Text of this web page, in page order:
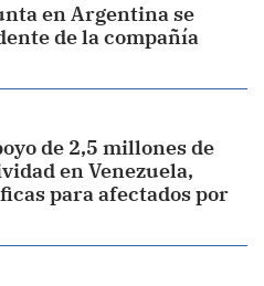
en Argentina se
de la compañía
de 2,5 millones de
en Venezuela,
para afectados por